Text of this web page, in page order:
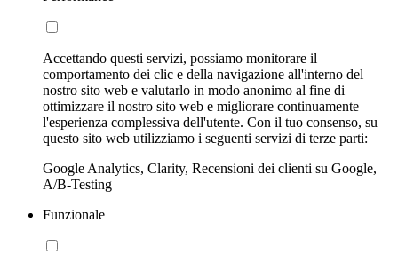
Accettando questi servizi, possiamo monitorare il
comportamento dei clic e della navigazione all'interno del
nostro sito web e valutarlo in modo anonimo al fine di
ottimizzare il nostro sito web e migliorare continuamente
l'esperienza complessiva dell'utente. Con il tuo consenso, su
questo sito web utilizziamo i seguenti servizi di terze parti:
Google Analytics, Clarity, Recensioni dei clienti su Google,
A/B-Testing
Funzionale